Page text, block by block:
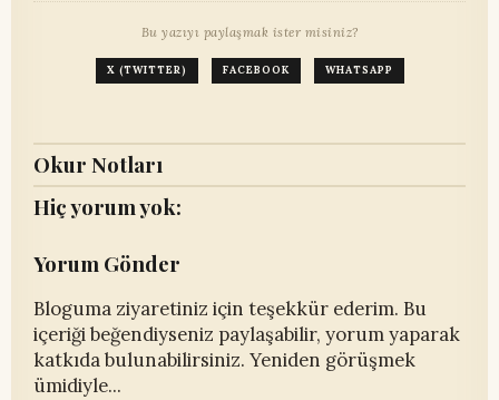
Bu yazıyı paylaşmak ister misiniz?
X (TWITTER) FACEBOOK WHATSAPP
Okur Notları
Hiç yorum yok:
Yorum Gönder
Bloguma ziyaretiniz için teşekkür ederim. Bu
içeriği beğendiyseniz paylaşabilir, yorum yaparak
katkıda bulunabilirsiniz. Yeniden görüşmek
ümidiyle...